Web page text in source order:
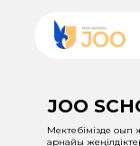
Мектебімізде оқып
арнайы
JOO